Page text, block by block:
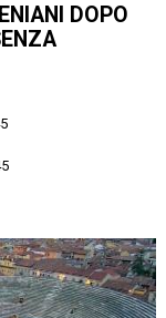
DOPO